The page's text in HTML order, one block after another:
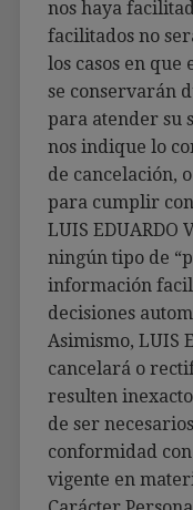
nos haya
facilitados no
los casos en que
se conservarán
para atender su
nos indique lo
de cancelación,
para cumplir
LUIS EDUARDO
ningún tipo de
información
decisiones
Asimismo, LUIS
cancelará o
resulten
de ser
conformidad
vigente en